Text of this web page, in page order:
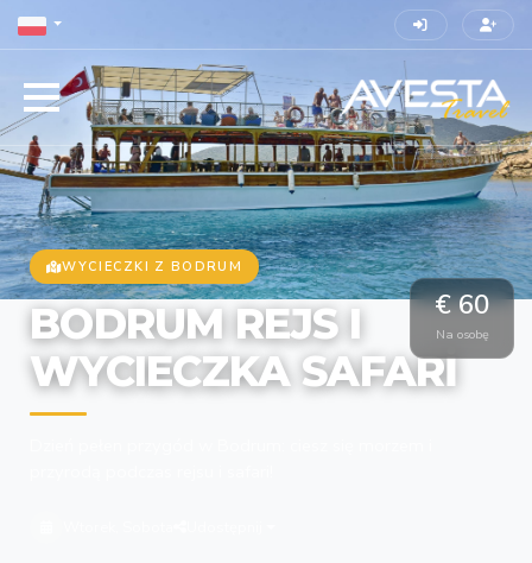
€ 60
Na osobę
WYCIECZKI Z BODRUM
BODRUM REJS I
WYCIECZKA SAFARİ